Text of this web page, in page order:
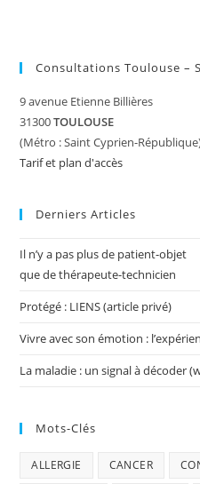
Consultations Toulouse –
9 avenue Etienne Billières
31300TOULOUSE
(Métro : Saint Cyprien-
Tarif et plan d'accès
Derniers Articles
Il n’y a pas plus de patient-objet
que de thérapeute-technicien
Protégé : LIENS (article privé)
Vivre avec son émotion :
La maladie : un signal à décoder
Mots-Clés
ALLERGIE CANCER